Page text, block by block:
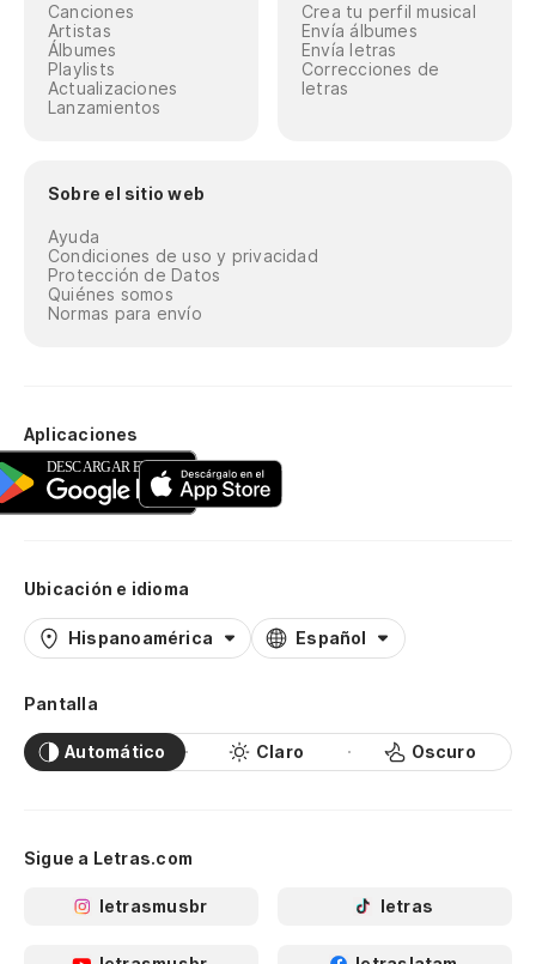
Canciones
Artistas
Álbumes
Playlists
Actualizaciones
Lanzamientos
Crea tu perfil musical
Envía álbumes
Envía letras
Correcciones de
letras
Sobre el sitio web
Ayuda
Condiciones de uso y privacidad
Protección de Datos
Quiénes somos
Normas para envío
Aplicaciones
Ubicación e idioma
Hispanoamérica Español
Pantalla
Automático Claro Oscuro
Sigue a Letras.com
letrasmusbr letras